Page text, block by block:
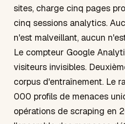
sites, charge cinq pages
cinq sessions analytics.
n'est malveillant, aucun
Le compteur Google
visiteurs invisibles.
corpus d'entraînement. Le
000 profils de menaces
opérations de scraping en